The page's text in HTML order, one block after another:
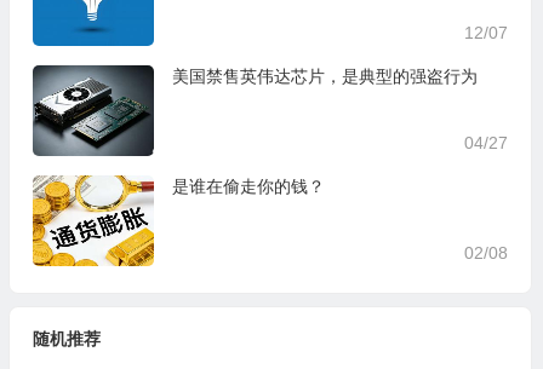
12/07
美国禁售英伟达芯片，是典型的强盗行为
04/27
是谁在偷走你的钱？
02/08
随机推荐